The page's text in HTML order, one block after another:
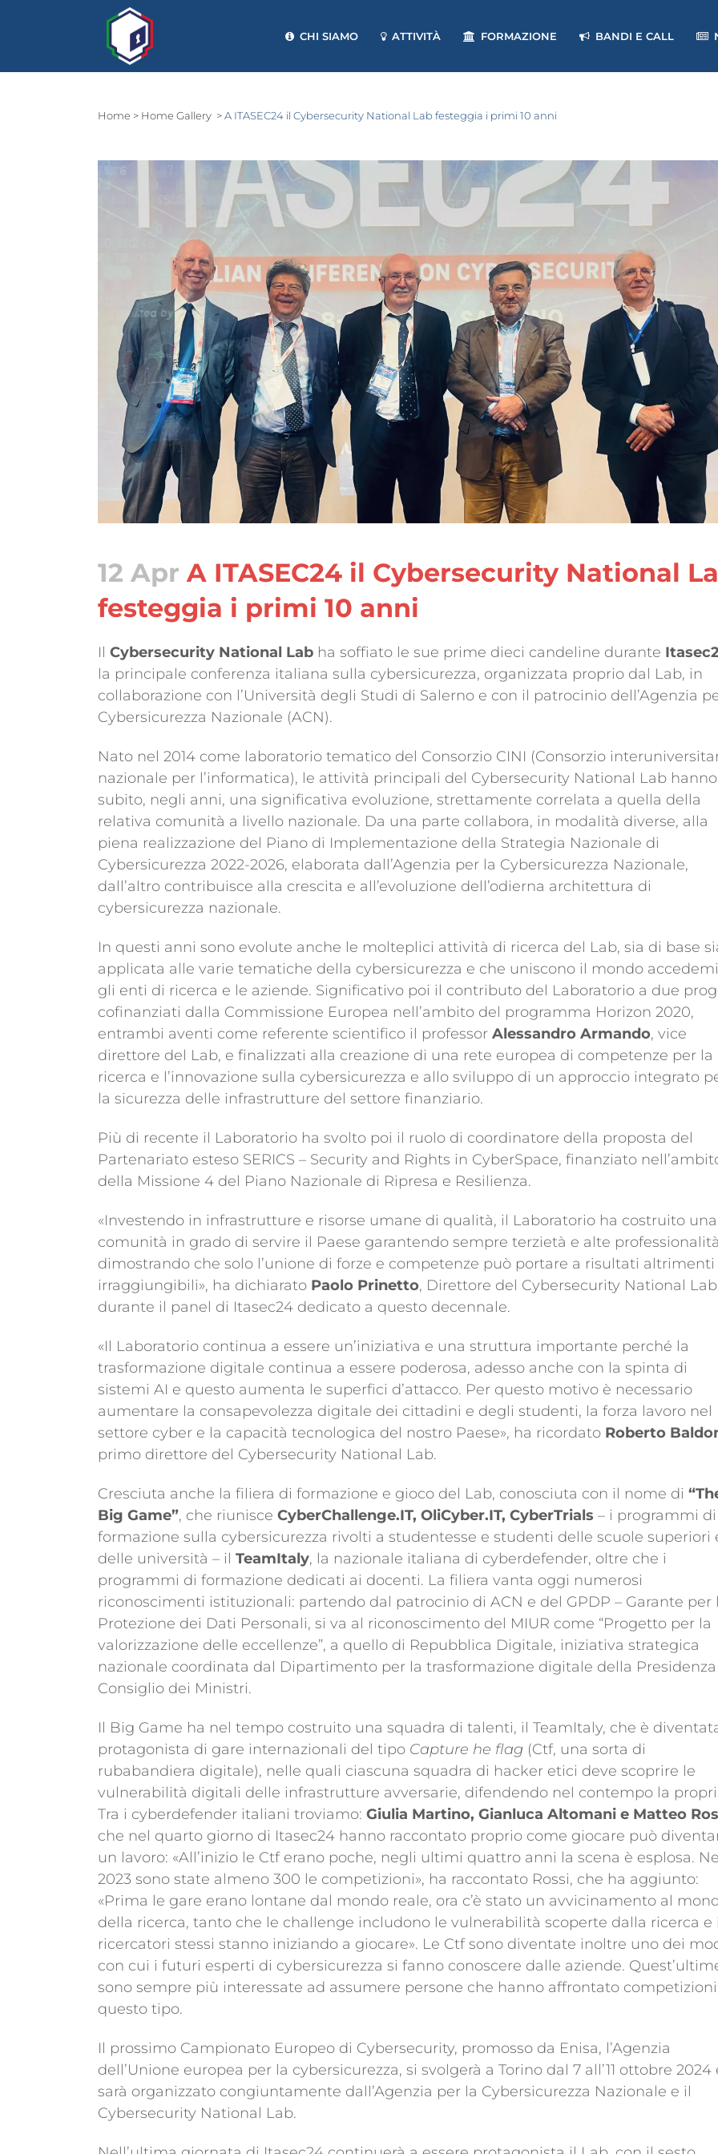
CHI SIAMO ATTIVITÀ FORMAZIONE BANDI E CALL
Home > Home Gallery >A ITASEC24 il Cybersecurity National Lab festeggia i primi 10 anni
12 Apr A ITASEC24 il Cybersecurity National
festeggia i primi 10 anni
Il Cybersecurity National Lab ha soffiato le sue prime dieci candeline durante
la principale conferenza italiana sulla cybersicurezza, organizzata proprio dal Lab, in
collaborazione con l’Università degli Studi di Salerno e con il patrocinio dell’Agenzia
Cybersicurezza Nazionale (ACN).
Nato nel 2014 come laboratorio tematico del Consorzio CINI (Consorzio
nazionale per l’informatica), le attività principali del Cybersecurity National Lab hanno
subito, negli anni, una significativa evoluzione, strettamente correlata a quella della
relativa comunità a livello nazionale. Da una parte collabora, in modalità diverse, alla
piena realizzazione del Piano di Implementazione della Strategia Nazionale di
Cybersicurezza 2022-2026, elaborata dall’Agenzia per la Cybersicurezza Nazionale,
dall’altro contribuisce alla crescita e all’evoluzione dell’odierna architettura di
cybersicurezza nazionale.
In questi anni sono evolute anche le molteplici attività di ricerca del Lab, sia di base
applicata alle varie tematiche della cybersicurezza e che uniscono il mondo
gli enti di ricerca e le aziende. Significativo poi il contributo del Laboratorio a due
cofinanziati dalla Commissione Europea nell’ambito del programma Horizon 2020,
entrambi aventi come referente scientifico il professor Alessandro Armando, vice
direttore del Lab, e finalizzati alla creazione di una rete europea di competenze per la
ricerca e l’innovazione sulla cybersicurezza e allo sviluppo di un approccio integrato
la sicurezza delle infrastrutture del settore finanziario.
Più di recente il Laboratorio ha svolto poi il ruolo di coordinatore della proposta del
Partenariato esteso SERICS – Security and Rights in CyberSpace, finanziato
della Missione 4 del Piano Nazionale di Ripresa e Resilienza.
«Investendo in infrastrutture e risorse umane di qualità, il Laboratorio ha costruito una
comunità in grado di servire il Paese garantendo sempre terzietà e alte
dimostrando che solo l’unione di forze e competenze può portare a risultati altrimenti
irraggiungibili», ha dichiarato Paolo Prinetto, Direttore del Cybersecurity National
durante il panel di Itasec24 dedicato a questo decennale.
«Il Laboratorio continua a essere un’iniziativa e una struttura importante perché la
trasformazione digitale continua a essere poderosa, adesso anche con la spinta di
sistemi AI e questo aumenta le superfici d’attacco. Per questo motivo è necessario
aumentare la consapevolezza digitale dei cittadini e degli studenti, la forza lavoro nel
settore cyber e la capacità tecnologica del nostro Paese», ha ricordato Roberto
primo direttore del Cybersecurity National Lab.
Cresciuta anche la filiera di formazione e gioco del Lab, conosciuta con il nome di
Big Game”, che riunisce CyberChallenge.IT, OliCyber.IT, CyberTrials – i programmi di
formazione sulla cybersicurezza rivolti a studentesse e studenti delle scuole superiori
delle università – il TeamItaly, la nazionale italiana di cyberdefender, oltre che i
programmi di formazione dedicati ai docenti. La filiera vanta oggi numerosi
riconoscimenti istituzionali: partendo dal patrocinio di ACN e del GPDP – Garante per
Protezione dei Dati Personali, si va al riconoscimento del MIUR come “Progetto per la
valorizzazione delle eccellenze”, a quello di Repubblica Digitale, iniziativa strategica
nazionale coordinata dal Dipartimento per la trasformazione digitale della
Consiglio dei Ministri.
Il Big Game ha nel tempo costruito una squadra di talenti, il TeamItaly, che è
protagonista di gare internazionali del tipo Capture he flag (Ctf, una sorta di
rubabandiera digitale), nelle quali ciascuna squadra di hacker etici deve scoprire le
vulnerabilità digitali delle infrastrutture avversarie, difendendo nel contempo la
Tra i cyberdefender italiani troviamo: Giulia Martino, Gianluca Altomani e Matteo
che nel quarto giorno di Itasec24 hanno raccontato proprio come giocare può
un lavoro: «All’inizio le Ctf erano poche, negli ultimi quattro anni la scena è esplosa.
2023 sono state almeno 300 le competizioni», ha raccontato Rossi, che ha aggiunto:
«Prima le gare erano lontane dal mondo reale, ora c’è stato un avvicinamento al
della ricerca, tanto che le challenge includono le vulnerabilità scoperte dalla ricerca e i
ricercatori stessi stanno iniziando a giocare». Le Ctf sono diventate inoltre uno dei
con cui i futuri esperti di cybersicurezza si fanno conoscere dalle aziende.
sono sempre più interessate ad assumere persone che hanno affrontato
questo tipo.
Il prossimo Campionato Europeo di Cybersecurity, promosso da Enisa, l’Agenzia
dell’Unione europea per la cybersicurezza, si svolgerà a Torino dal 7 all’11 ottobre 2024
sarà organizzato congiuntamente dall’Agenzia per la Cybersicurezza Nazionale e il
Cybersecurity National Lab.